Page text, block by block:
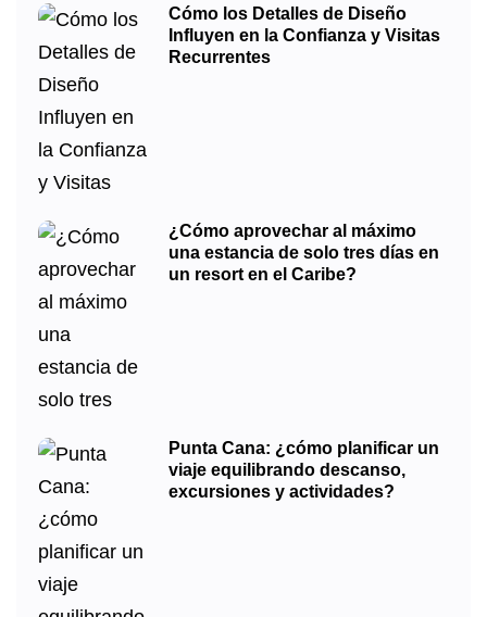
Cómo los Detalles de Diseño
Influyen en la Confianza y Visitas
Recurrentes
¿Cómo aprovechar al máximo
una estancia de solo tres días en
un resort en el Caribe?
Punta Cana: ¿cómo planificar un
viaje equilibrando descanso,
excursiones y actividades?